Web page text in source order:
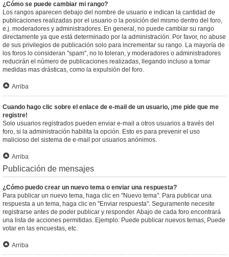
¿Cómo se puede cambiar mi rango?
Los rangos aparecen debajo del nombre de usuario e indican la cantidad de
publicaciones realizadas por el usuario o la posición del mismo dentro del foro,
e.j. moderadores y administradores. En general, no puede cambiar su rango
directamente ya que está determinado por la administración. Por favor, no abuse
de sus privilegios de publicación solo para incrementar su rango. La mayoría de
los foros lo consideran "spam", no lo toleran, y moderadores o administradores
reducirán el número de publicaciones realizadas, llegando incluso a tomar
medidas mas drásticas, como la expulsión del foro.
Arriba
Cuando hago clic sobre el enlace de e-mail de un usuario, ¡me pide que me
registre!
Solo usuarios registrados pueden enviar e-mail a otros usuarios a través del
foro, si la administración habilita la opción. Esto es para prevenir el uso
malicioso del sistema de e-mail por usuarios anónimos.
Arriba
Publicación de mensajes
¿Cómo puedo crear un nuevo tema o enviar una respuesta?
Para publicar un nuevo tema, haga clic en "Nuevo tema". Para publicar una
respuesta a un tema, haga clic en "Enviar respuesta". Seguramente necesite
registrarse antes de poder publicar y responder. Abajo de cada foro encontrará
una lista de acciones permitidas. Ejemplo: Puede publicar nuevos temas, Puede
votar en las encuestas, etc.
Arriba